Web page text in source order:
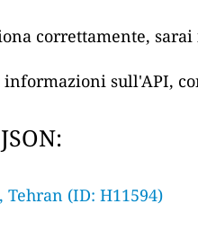
correttamente,
sull'API,
Tehran (ID: H11594)